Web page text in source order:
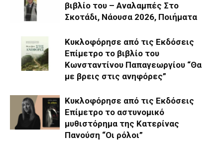
βιβλίο του – Αναλαμπές Στο
Σκοτάδι, Νάουσα 2026, Ποιήματα
Κυκλοφόρησε από τις Εκδόσεις
Επίμετρο το βιβλίο του
Κωνσταντίνου Παπαγεωργίου “Θα
με βρεις στις ανηφόρες”
Κυκλοφόρησε από τις Εκδόσεις
Επίμετρο το αστυνομικό
μυθιστόρημα της Κατερίνας
Πανούση “Οι ρόλοι”